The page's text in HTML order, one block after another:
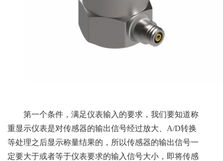
第一个条件，满足仪表输入的要求，我们要知道称
重显示仪表是对传感器的输出信号经过放大、A/D转换
等处理之后显示称量结果的，所以传感器的输出信号一
定要大于或者等于仪表要求的输入信号大小，即将传感